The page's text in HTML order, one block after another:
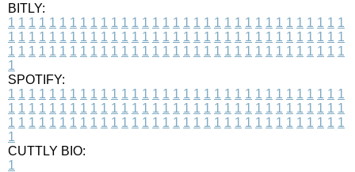
BITLY:
1 1 1 1 1 1 1 1 1 1 1 1 1 1 1 1 1 1 1 1 1 1 1 1 1 1 1 1 1 1 1 1 1
1 1 1 1 1 1 1 1 1 1 1 1 1 1 1 1 1 1 1 1 1 1 1 1 1 1 1 1 1 1 1 1 1
1 1 1 1 1 1 1 1 1 1 1 1 1 1 1 1 1 1 1 1 1 1 1 1 1 1 1 1 1 1 1 1 1
1
SPOTIFY:
1 1 1 1 1 1 1 1 1 1 1 1 1 1 1 1 1 1 1 1 1 1 1 1 1 1 1 1 1 1 1 1 1
1 1 1 1 1 1 1 1 1 1 1 1 1 1 1 1 1 1 1 1 1 1 1 1 1 1 1 1 1 1 1 1 1
1 1 1 1 1 1 1 1 1 1 1 1 1 1 1 1 1 1 1 1 1 1 1 1 1 1 1 1 1 1 1 1 1
1
CUTTLY BIO:
1